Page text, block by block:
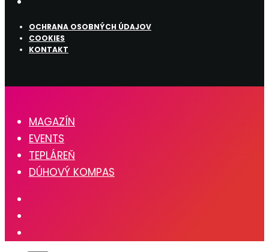
OCHRANA OSOBNÝCH ÚDAJOV
COOKIES
KONTAKT
MAGAZÍN
EVENTS
TEPLÁREŇ
DÚHOVÝ KOMPAS